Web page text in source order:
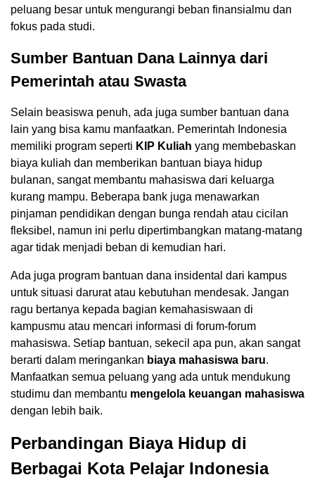
peluang besar untuk mengurangi beban finansialmu dan
fokus pada studi.
Sumber Bantuan Dana Lainnya dari
Pemerintah atau Swasta
Selain beasiswa penuh, ada juga sumber bantuan dana
lain yang bisa kamu manfaatkan. Pemerintah Indonesia
memiliki program seperti KIP Kuliah yang membebaskan
biaya kuliah dan memberikan bantuan biaya hidup
bulanan, sangat membantu mahasiswa dari keluarga
kurang mampu. Beberapa bank juga menawarkan
pinjaman pendidikan dengan bunga rendah atau cicilan
fleksibel, namun ini perlu dipertimbangkan matang-matang
agar tidak menjadi beban di kemudian hari.
Ada juga program bantuan dana insidental dari kampus
untuk situasi darurat atau kebutuhan mendesak. Jangan
ragu bertanya kepada bagian kemahasiswaan di
kampusmu atau mencari informasi di forum-forum
mahasiswa. Setiap bantuan, sekecil apa pun, akan sangat
berarti dalam meringankan biaya mahasiswa baru.
Manfaatkan semua peluang yang ada untuk mendukung
studimu dan membantu mengelola keuangan mahasiswa
dengan lebih baik.
Perbandingan Biaya Hidup di
Berbagai Kota Pelajar Indonesia